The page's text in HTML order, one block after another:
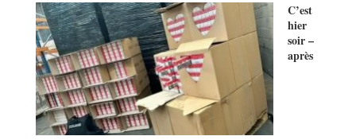
C’est
hier
soir –
après